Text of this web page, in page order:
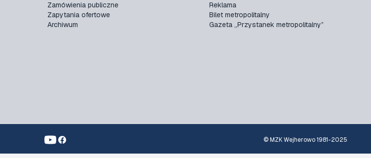
Zamówienia publiczne
Zapytania ofertowe
Archiwum
Reklama
Bilet metropolitalny
Gazeta „Przystanek metropolitalny”
© MZK Wejherowo 1981-2025